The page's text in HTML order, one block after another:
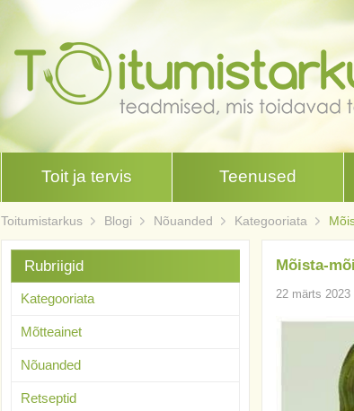
Toit ja tervis Teenused
Toitumistarkus Blogi Nõuanded Kategooriata
Mõista-
22 märts 2023|
Rubriigid
Kategooriata
Mõtteainet
Nõuanded
Retseptid